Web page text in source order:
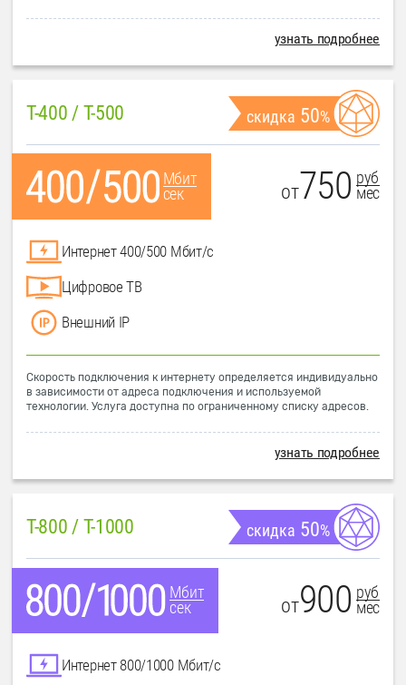
узнать подробнее
T-400 / T-500 скидка 50%
Мбит
сек
от750 руб
мес
Интернет 400/500 Мбит/с
Цифровое ТВ
Внешний IP
Скорость подключения к интернету определяется индивидуально
в зависимости от адреса подключения и используемой
технологии. Услуга доступна по ограниченному списку адресов.
узнать подробнее
T-800 / T-1000 скидка 50%
Мбит
сек
от900 руб
мес
Интернет 800/1000 Мбит/с